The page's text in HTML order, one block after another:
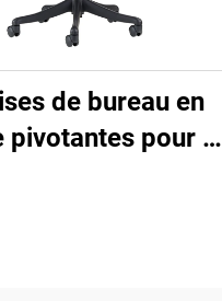
de bureau en
pivotantes pour le